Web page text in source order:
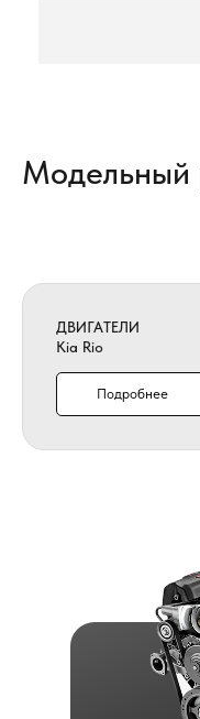
Модельный
ДВИГАТЕЛИ
Kia Rio
Подробнее